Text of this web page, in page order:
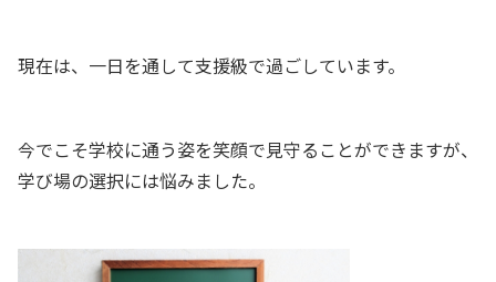
現在は、一日を通して支援級で過ごしています。
今でこそ学校に通う姿を笑顔で見守ることができますが、
学び場の選択には悩みました。